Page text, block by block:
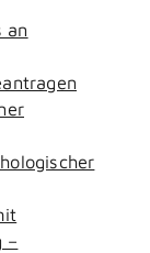
an
–